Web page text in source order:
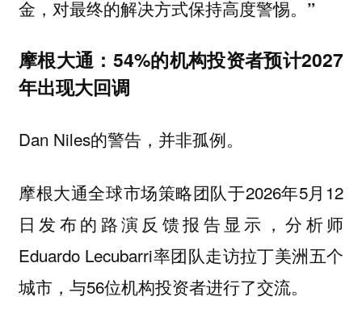
金 ， 对最终的解决方式保持高度警惕。”
摩根大通：54%的机构投资者预计2027
年出现大回调
Dan Niles的警告，并非孤例。
摩根大通全球市场策略团队于2026年5月12
日发布的路演反馈报告显示，分析师
Eduardo Lecubarri率团队走访拉丁美洲五个
城市，与56位机构投资者进行了交流。